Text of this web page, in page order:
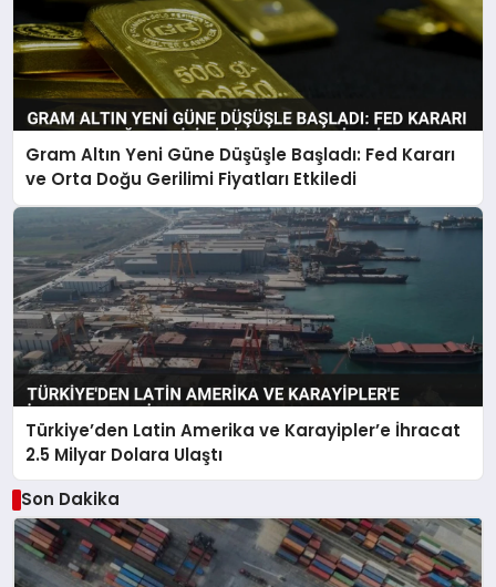
Gram Altın Yeni Güne Düşüşle Başladı: Fed Kararı
ve Orta Doğu Gerilimi Fiyatları Etkiledi
Türkiye’den Latin Amerika ve Karayipler’e İhracat
2.5 Milyar Dolara Ulaştı
Son Dakika